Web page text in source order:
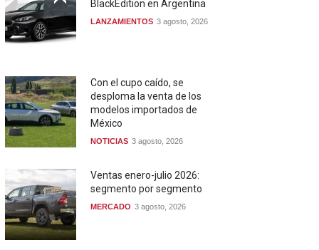
BlackEdition en Argentina
LANZAMIENTOS 3 agosto, 2026
Con el cupo caído, se
desploma la venta de los
modelos importados de
México
NOTICIAS 3 agosto, 2026
Ventas enero-julio 2026:
segmento por segmento
MERCADO 3 agosto, 2026